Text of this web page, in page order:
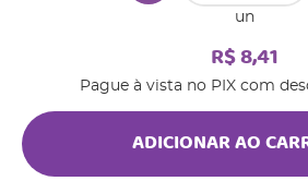
un
R$ 8,41
Pague à vista no PIX com
ADICIONAR AO